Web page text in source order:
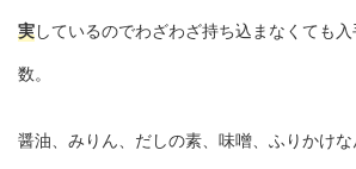
実しているのでわざわざ持ち込まなくても
数。
醤油、みりん、だしの素、味噌、ふりかけ